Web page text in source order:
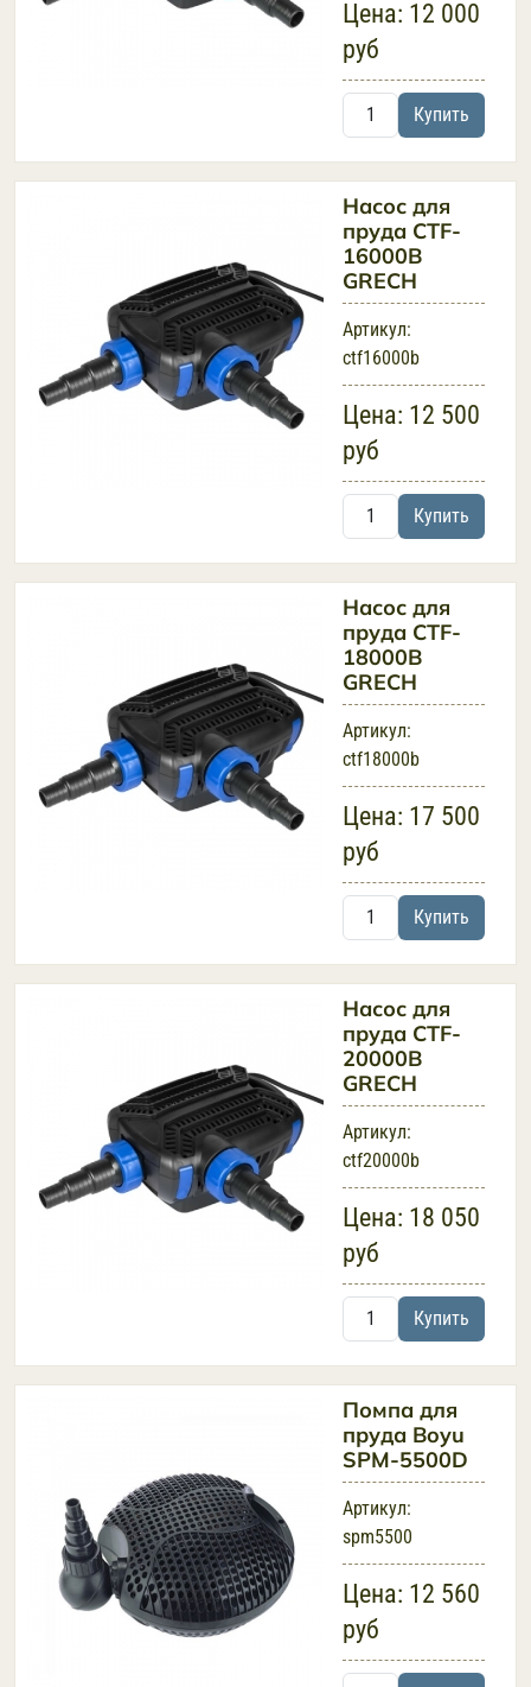
Цена: 12 000
руб
Купить
Насос для
пруда CTF-
16000B
GRECH
Артикул:
ctf16000b
Цена: 12 500
руб
Купить
Насос для
пруда CTF-
18000B
GRECH
Артикул:
ctf18000b
Цена: 17 500
руб
Купить
Насос для
пруда CTF-
20000B
GRECH
Артикул:
ctf20000b
Цена: 18 050
руб
Купить
Помпа для
пруда Boyu
SPM-5500D
Артикул:
spm5500
Цена: 12 560
руб